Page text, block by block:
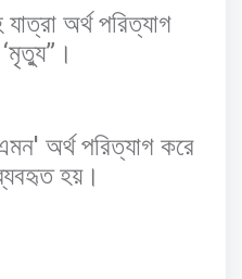
যাত্রা অর্থ পরিত্যাগ
মৃত্যু” ।
' অর্থ পরিত্যাগ করে
হয়।